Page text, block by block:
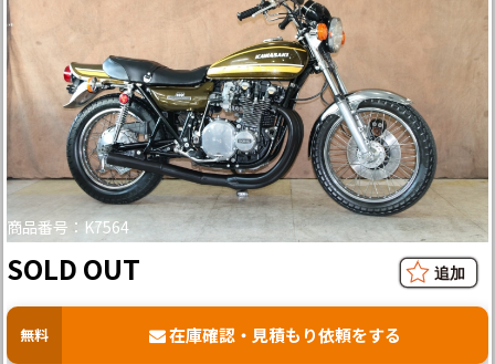
商品番号：K7564
SOLD OUT
無料 在庫確認・見積もり依頼をする